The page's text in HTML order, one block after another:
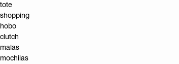
tote
shopping
hobo
clutch
malas
mochilas